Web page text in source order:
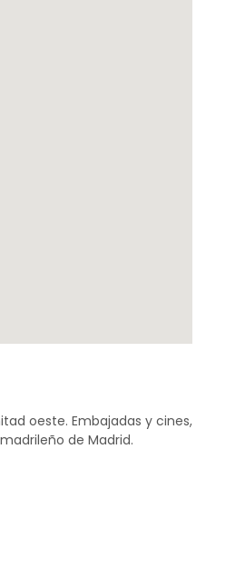
oeste. Embajadas y cines,
de Madrid.